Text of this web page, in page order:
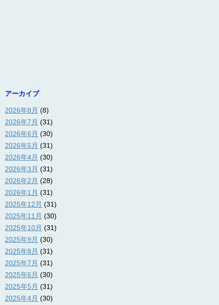
アーカイブ
2026年8月 (8)
2026年7月 (31)
2026年6月 (30)
2026年5月 (31)
2026年4月 (30)
2026年3月 (31)
2026年2月 (28)
2026年1月 (31)
2025年12月 (31)
2025年11月 (30)
2025年10月 (31)
2025年9月 (30)
2025年8月 (31)
2025年7月 (31)
2025年6月 (30)
2025年5月 (31)
2025年4月 (30)